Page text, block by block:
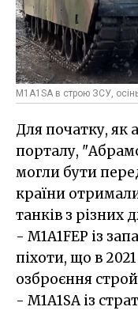
M1A1SA в строю ЗСУ,
Для початку, як
порталу,
могли бути
країни
танків з різних
- M1A1FEP із
піхоти, що в
озброєння
- M1A1SA із